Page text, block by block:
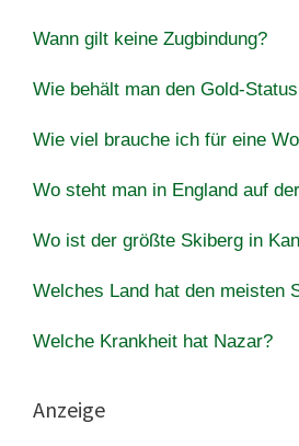
Wann gilt keine Zugbindung?
Wie behält man den Gold-
Wie viel brauche ich für eine
Wo steht man in England auf
Wo ist der größte Skiberg in
Welches Land hat den meisten
Welche Krankheit hat Nazar?
Anzeige